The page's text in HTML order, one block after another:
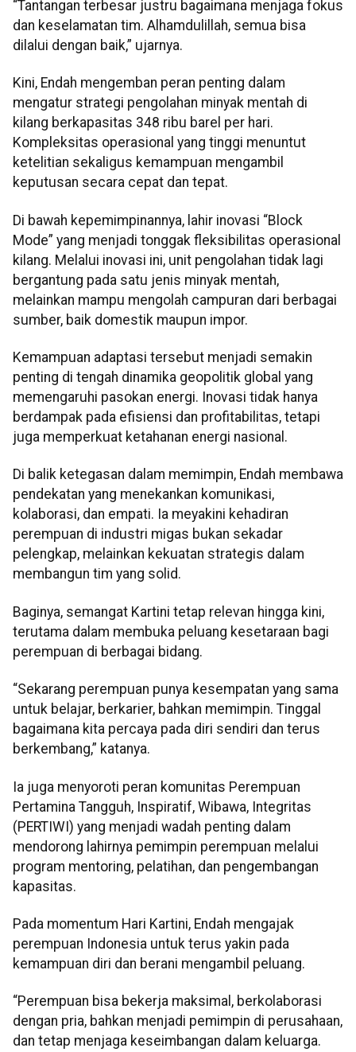
“Tantangan terbesar justru bagaimana menjaga fokus
dan keselamatan tim. Alhamdulillah, semua bisa
dilalui dengan baik,” ujarnya.
Kini, Endah mengemban peran penting dalam
mengatur strategi pengolahan minyak mentah di
kilang berkapasitas 348 ribu barel per hari.
Kompleksitas operasional yang tinggi menuntut
ketelitian sekaligus kemampuan mengambil
keputusan secara cepat dan tepat.
Di bawah kepemimpinannya, lahir inovasi “Block
Mode” yang menjadi tonggak fleksibilitas operasional
kilang. Melalui inovasi ini, unit pengolahan tidak lagi
bergantung pada satu jenis minyak mentah,
melainkan mampu mengolah campuran dari berbagai
sumber, baik domestik maupun impor.
Kemampuan adaptasi tersebut menjadi semakin
penting di tengah dinamika geopolitik global yang
memengaruhi pasokan energi. Inovasi tidak hanya
berdampak pada efisiensi dan profitabilitas, tetapi
juga memperkuat ketahanan energi nasional.
Di balik ketegasan dalam memimpin, Endah membawa
pendekatan yang menekankan komunikasi,
kolaborasi, dan empati. Ia meyakini kehadiran
perempuan di industri migas bukan sekadar
pelengkap, melainkan kekuatan strategis dalam
membangun tim yang solid.
Baginya, semangat Kartini tetap relevan hingga kini,
terutama dalam membuka peluang kesetaraan bagi
perempuan di berbagai bidang.
“Sekarang perempuan punya kesempatan yang sama
untuk belajar, berkarier, bahkan memimpin. Tinggal
bagaimana kita percaya pada diri sendiri dan terus
berkembang,” katanya.
Ia juga menyoroti peran komunitas Perempuan
Pertamina Tangguh, Inspiratif, Wibawa, Integritas
(PERTIWI) yang menjadi wadah penting dalam
mendorong lahirnya pemimpin perempuan melalui
program mentoring, pelatihan, dan pengembangan
kapasitas.
Pada momentum Hari Kartini, Endah mengajak
perempuan Indonesia untuk terus yakin pada
kemampuan diri dan berani mengambil peluang.
“Perempuan bisa bekerja maksimal, berkolaborasi
dengan pria, bahkan menjadi pemimpin di perusahaan,
dan tetap menjaga keseimbangan dalam keluarga.